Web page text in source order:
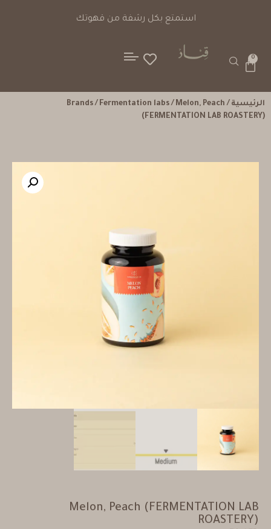
استمتع بكل رشفة من قهوتك
0
الرئيسية /
Brands/ Fermentation labs/ Melon, Peach
(FERMENTATION LAB ROASTERY)
Melon, Peach (FERMENTATION LAB
ROASTERY)